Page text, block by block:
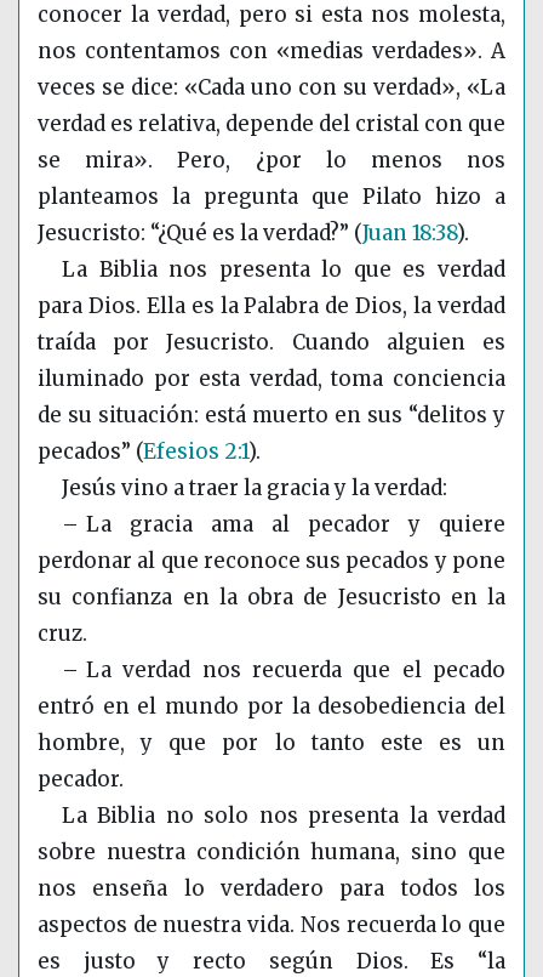
conocer la verdad, pero si esta nos molesta,
nos contentamos con «medias verdades». A
veces se dice: «Cada uno con su verdad», «La
verdad es relativa, depende del cristal con que
se mira». Pero, ¿por lo menos nos
planteamos la pregunta que Pilato hizo a
Jesucristo: “¿Qué es la verdad?” (Juan 18:38).
La Biblia nos presenta lo que es verdad
para Dios. Ella es la Palabra de Dios, la verdad
traída por Jesucristo. Cuando alguien es
iluminado por esta verdad, toma conciencia
de su situación: está muerto en sus “delitos y
pecados” (Efesios 2:1).
Jesús vino a traer la gracia y la verdad:
– La gracia ama al pecador y quiere
perdonar al que reconoce sus pecados y pone
su confianza en la obra de Jesucristo en la
cruz.
– Laverdad nos recuerda que el pecado
entró en el mundo por la desobediencia del
hombre, y que por lo tanto este es un
pecador.
La Biblia no solo nos presenta la verdad
sobre nuestra condición humana, sino que
nos enseña lo verdadero para todos los
aspectos de nuestra vida. Nos recuerda lo que
es justo y recto según Dios. Es “la